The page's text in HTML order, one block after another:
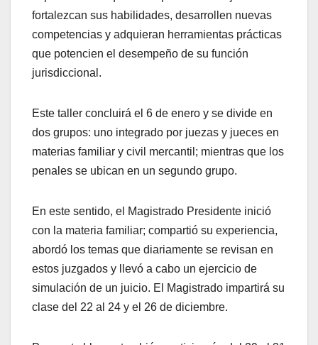
fortalezcan sus habilidades, desarrollen nuevas
competencias y adquieran herramientas prácticas
que potencien el desempeño de su función
jurisdiccional.
Este taller concluirá el 6 de enero y se divide en
dos grupos: uno integrado por juezas y jueces en
materias familiar y civil mercantil; mientras que los
penales se ubican en un segundo grupo.
En este sentido, el Magistrado Presidente inició
con la materia familiar; compartió su experiencia,
abordó los temas que diariamente se revisan en
estos juzgados y llevó a cabo un ejercicio de
simulación de un juicio. El Magistrado impartirá su
clase del 22 al 24 y el 26 de diciembre.